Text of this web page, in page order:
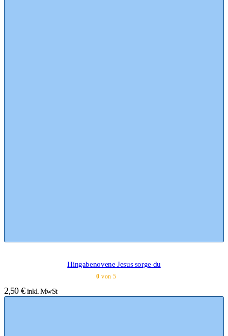
Hingabenovene Jesus sorge du
0 von 5
2,50 € inkl. MwSt